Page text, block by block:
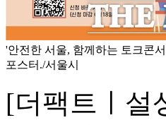
'안전한 서울, 함께하는 토크콘
포스터./서울시
[더팩트ㅣ설